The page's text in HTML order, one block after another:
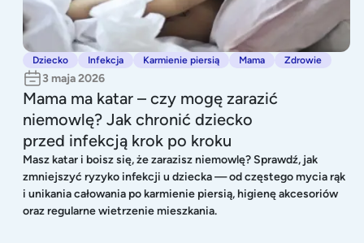
Dziecko Infekcja Karmienie piersią Mama Zdrowie
3 maja 2026
Mama ma katar – czy mogę zarazić
niemowlę? Jak chronić dziecko
przed infekcją krok po kroku
Masz katar i boisz się, że zarazisz niemowlę? Sprawdź, jak
zmniejszyć ryzyko infekcji u dziecka — od częstego mycia rąk
i unikania całowania po karmienie piersią, higienę akcesoriów
oraz regularne wietrzenie mieszkania.